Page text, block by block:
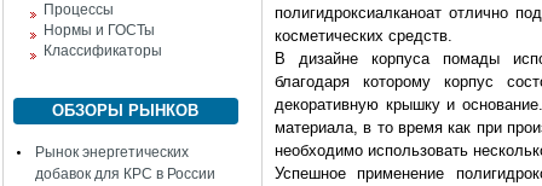
Процессы
Нормы и ГОСТы
Классификаторы
ОБЗОРЫ РЫНКОВ
Рынок энергетических
добавок для КРС в России
полигидроксиалканоат отлично
косметических средств.
В дизайне корпуса помады
благодаря которому корпус
декоративную крышку и
материала, в то время как при
необходимо использовать
Успешное применение